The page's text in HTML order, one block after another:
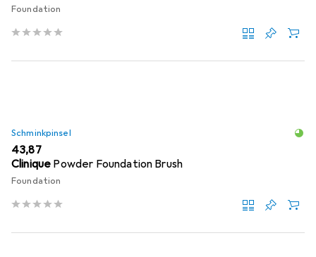
Foundation
Schminkpinsel
EUR
43,87
Clinique Powder Foundation Brush
Foundation